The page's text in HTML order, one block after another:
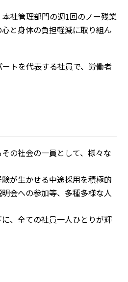
社管理部門の週1回のノー残業
と身体の負担軽減に取り組ん
トを代表する社員で、労働者
の社会の一員として、様々な
が生かせる中途採用を積極的
会への参加等、多種多様な人
、全ての社員一人ひとりが輝